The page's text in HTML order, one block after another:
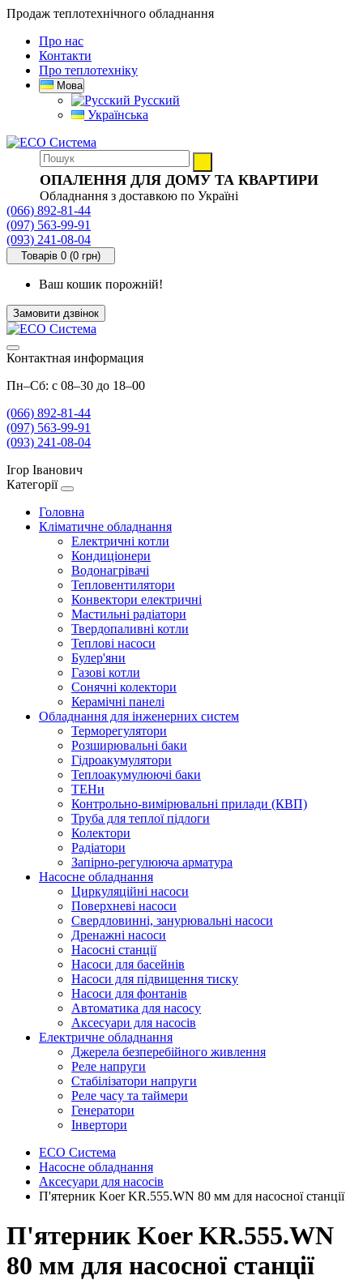
Продаж теплотехнічного обладнання
Про нас
Контакти
Про теплотехніку
Мова
Русский
Українська
ОПАЛЕННЯ ДЛЯ ДОМУ ТА КВАРТИРИ
Обладнання з доставкою по Україні
(066) 892-81-44
(097) 563-99-91
(093) 241-08-04
Товарів 0 (0 грн)
Ваш кошик порожній!
Замовити дзвінок
Контактная информация
Пн–Сб: с 08–30 до 18–00
(066) 892-81-44
(097) 563-99-91
(093) 241-08-04
Ігор Іванович
Категорії
Головна
Кліматичне обладнання
Електричні котли
Кондиціонери
Водонагрівачі
Тепловентилятори
Конвектори електричні
Мастильні радіатори
Твердопаливні котли
Теплові насоси
Булер'яни
Газові котли
Сонячні колектори
Керамічні панелі
Обладнання для інженерних систем
Терморегулятори
Розширювальні баки
Гідроакумулятори
Теплоакумулюючі баки
ТЕНи
Контрольно-вимірювальні прилади (КВП)
Труба для теплої підлоги
Колектори
Радіатори
Запірно-регулююча арматура
Насосне обладнання
Циркуляційні насоси
Поверхневі насоси
Свердловинні, занурювальні насоси
Дренажні насоси
Насосні станції
Насоси для басейнів
Насоси для підвищення тиску
Насоси для фонтанів
Автоматика для насосу
Аксесуари для насосів
Електричне обладнання
Джерела безперебійного живлення
Реле напруги
Стабілізатори напруги
Реле часу та таймери
Генератори
Інвертори
ECO Система
Насосне обладнання
Аксесуари для насосів
П'ятерник Koer KR.555.WN 80 мм для насосної станції
П'ятерник Koer KR.555.WN
80 мм для насосної станції